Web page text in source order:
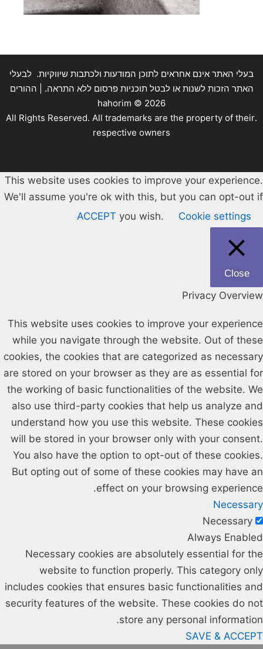
בעלי האתר אינם אחראים לתוכן המודעות ולכתבות שיווקיות. לבעלי
האתר הזכות לשנות או לבטל תוכניות פרסום ללא התראה. | ההורים
hahorim © 2026
.All Rights Reserved. All trademarks are the property of their
respective owners
This website uses cookies to improve your experience.
We'll assume you're ok with this, but you can opt-out if
you wish.
Cookie settings
ACCEPT
Close
Privacy Overview
This website uses cookies to improve your experience
while you navigate through the website. Out of these
cookies, the cookies that are categorized as necessary
are stored on your browser as they are as essential for
the working of basic functionalities of the website. We
also use third-party cookies that help us analyze and
understand how you use this website. These cookies
will be stored in your browser only with your consent.
You also have the option to opt-out of these cookies.
But opting out of some of these cookies may have an
effect on your browsing experience.
Necessary
Necessary
Always Enabled
Necessary cookies are absolutely essential for the
website to function properly. This category only
includes cookies that ensures basic functionalities and
security features of the website. These cookies do not
store any personal information.
SAVE & ACCEPT